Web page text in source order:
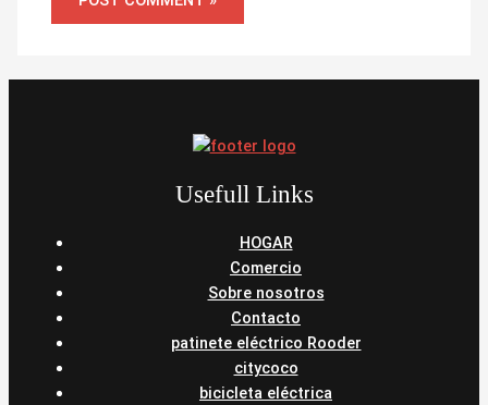
Usefull Links
HOGAR
Comercio
Sobre nosotros
Contacto
patinete eléctrico Rooder
citycoco
bicicleta eléctrica